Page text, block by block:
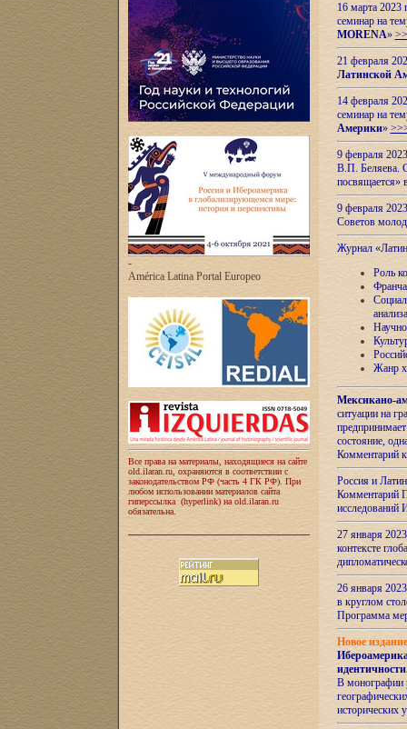
-
América Latina Portal Europeo
Все права на материалы, находящиеся на сайте
old.ilaran.ru, охраняются в соответствии с
законодательством РФ (часть 4 ГК РФ). При
любом использовании материалов сайта
гиперссылка (hyperlink) на old.ilaran.ru
обязательна.
16 марта 2023
семинар на
MORENA»
21 февраля
Латинской
14 февраля
семинар на
Америки»
9 февраля
В.П. Беляева.
посвящается»
9 февраля
Советов
Журнал
Роль
анализа
Жанр
Мексикано-
ситуации на
состояние,
Комментарий
Россия и
Комментарий
27 января
контексте
26 января
в круглом
Программа
Новое
идентичности
В монографии
исторических